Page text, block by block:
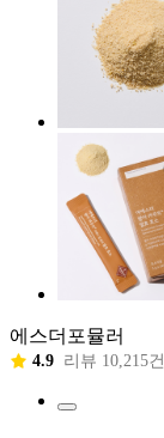
에스더포뮬러
4.9 리뷰 10,215건